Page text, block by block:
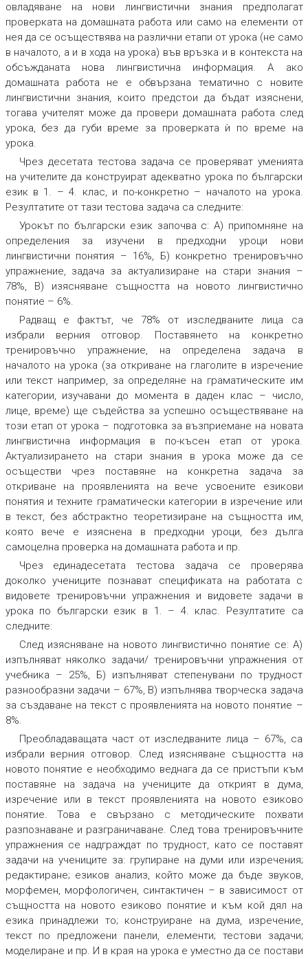
овладяване на нови лингвистични знания предполагат
проверката на домашната работа или само на елементи от
нея да се осъществява на различни етапи от урока (не само
в началото, а и в хода на урока) във връзка и в контекста на
обсъжданата нова лингвистична информация. А ако
домашната работа не е обвързана тематично с новите
лингвистични знания, които предстои да бъдат изяснени,
тогава учителят може да провери домашната работа след
урока, без да губи време за проверката ѝ по време на
урока.
Чрез десетата тестова задача се проверяват уменията
на учителите да конструират адекватно урока по български
език в 1. – 4. клас, и по-конкретно – началото на урока.
Резултатите от тази тестова задача са следните:
Урокът по български език започва с: А) припомняне на
определения за изучени в предходни уроци нови
лингвистични понятия – 16%, Б) конкретно тренировъчно
упражнение, задача за актуализиране на стари знания –
78%, В) изясняване същността на новото лингвистично
понятие – 6%.
Радващ е фактът, че 78% от изследваните лица са
избрали верния отговор. Поставянето на конкретно
тренировъчно упражнение, на определена задача в
началото на урока (за откриване на глаголите в изречение
или текст например, за определяне на граматическите им
категории, изучавани до момента в даден клас – число,
лице, време) ще съдейства за успешно осъществяване на
този етап от урока – подготовка за възприемане на новата
лингвистична информация в по-късен етап от урока.
Актуализирането на стари знания в урока може да се
осъществи чрез поставяне на конкретна задача за
откриване на проявленията на вече усвоените езикови
понятия и техните граматически категории в изречение или
в текст, без абстрактно теоретизиране на същността им,
която вече е изяснена в предходни уроци, без дълга
самоцелна проверка на домашната работа и пр.
Чрез единадесетата тестова задача се проверява
доколко учениците познават спецификата на работата с
видовете тренировъчни упражнения и видовете задачи в
урока по български език в 1. – 4. клас. Резултатите са
следните:
След изясняване на новото лингвистично понятие се: А)
изпълняват няколко задачи/ тренировъчни упражнения от
учебника – 25%, Б) изпълняват степенувани по трудност
разнообразни задачи – 67%, В) изпълнява творческа задача
за създаване на текст с проявленията на новото понятие –
8%.
Преобладаващата част от изследваните лица – 67%, са
избрали верния отговор. След изясняване същността на
новото понятие е необходимо веднага да се пристъпи към
поставяне на задача на учениците да открият в дума,
изречение или в текст проявленията на новото езиково
понятие. Това е свързано с методическите похвати
разпознаване и разграничаване. След това тренировъчните
упражнения се надграждат по трудност, като се поставят
задачи на учениците за: групиране на думи или изречения;
редактиране; езиков анализ, който може да бъде звуков,
морфемен, морфологичен, синтактичен – в зависимост от
същността на новото езиково понятие и към кой дял на
езика принадлежи то; конструиране на дума, изречение,
текст по предложени панели, елементи; тестови задачи;
моделиране и пр. И в края на урока е уместно да се постави